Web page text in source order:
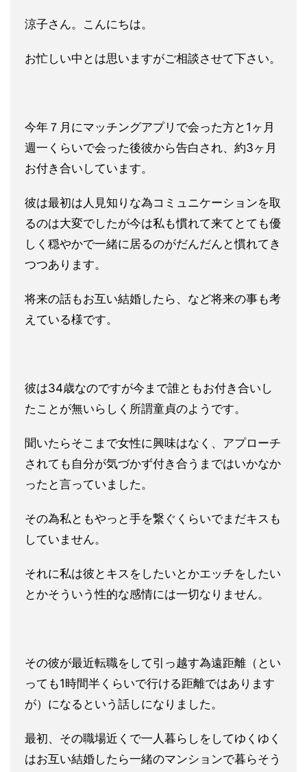
涼子さん。こんにちは。
お忙しい中とは思いますがご相談させて下さい。
今年７月にマッチングアプリで会った方と1ヶ月
週一くらいで会った後彼から告白され、約3ヶ月
お付き合いしています。
彼は最初は人見知りな為コミュニケーションを取
るのは大変でしたが今は私も慣れて来てとても優
しく穏やかで一緒に居るのがだんだんと慣れてき
つつあります。
将来の話もお互い結婚したら、など将来の事も考
えている様です。
彼は34歳なのですが今まで誰ともお付き合いし
たことが無いらし く所謂童貞のようです。
聞いたらそこまで女性に興味はなく、アプローチ
されても自分が気づかず付き合うまではいかなか
ったと言っていました。
その為私ともやっと手を繋ぐくらいでまだキスも
していません。
それに私は彼とキスをしたいとかエッチをしたい
とかそういう性的な感情には一切なりません。
その彼が最近転職をして引っ越す為遠距離（とい
っても1時間半く らいで行ける距離ではあります
が）になるという話しになりました。
最初、その職場近くで一人暮らしをしてゆくゆく
はお互い結婚した ら一緒のマンションで暮らそう